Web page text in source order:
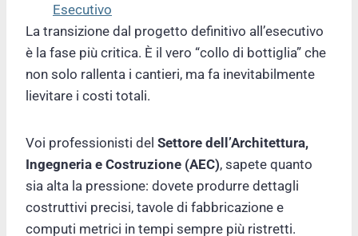
Esecutivo
La transizione dal progetto definitivo all’esecutivo
è la fase più critica. È il vero “collo di bottiglia” che
non solo rallenta i cantieri, ma fa inevitabilmente
lievitare i costi totali.
Voi professionisti del Settore dell’Architettura,
Ingegneria e Costruzione (AEC), sapete quanto
sia alta la pressione: dovete produrre dettagli
costruttivi precisi, tavole di fabbricazione e
computi metrici in tempi sempre più ristretti.